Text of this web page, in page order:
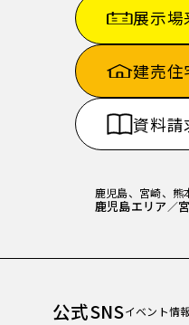
展示場
建売住
資料請
鹿児島、宮崎、熊
鹿児島エリア ／
公式SNSイベント情